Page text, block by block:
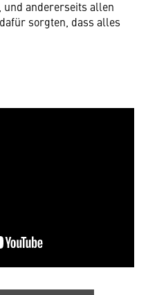
und andererseits allen
sorgten, dass alles